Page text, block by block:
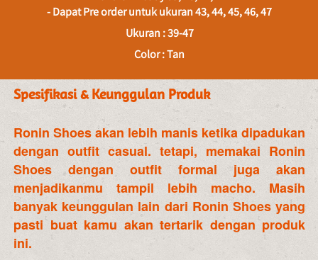
- Dapat Pre order untuk ukuran 43, 44, 45, 46, 47
Ukuran : 39-47
Color : Tan
Spesifikasi & Keunggulan Produk
Ronin Shoes akan lebih manis ketika dipadukan
dengan outfit casual. tetapi, memakai Ronin
Shoes dengan outfit formal juga akan
menjadikanmu tampil lebih macho. Masih
banyak keunggulan lain dari Ronin Shoes yang
pasti buat kamu akan tertarik dengan produk
ini.